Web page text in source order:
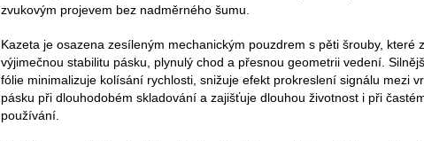
zvukovým projevem bez nadměrného šumu.
Kazeta je osazena zesíleným mechanickým pouzdrem s pěti šrouby, které
výjimečnou stabilitu pásku, plynulý chod a přesnou geometrii vedení.
fólie minimalizuje kolísání rychlosti, snižuje efekt prokreslení signálu mezi
pásku při dlouhodobém skladování a zajišťuje dlouhou životnost i při
používání.